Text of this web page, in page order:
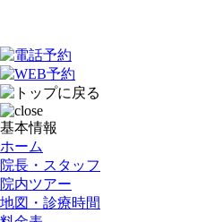
基本情報
ホーム
院長・スタッフ
院内ツアー
地図・診療時間